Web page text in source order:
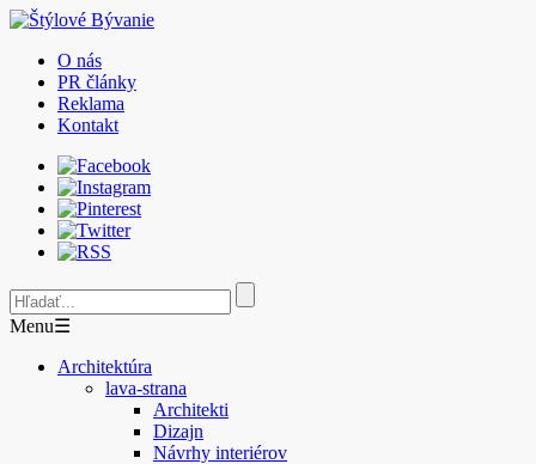
O nás
PR články
Reklama
Kontakt
Menu☰
Architektúra
lava-strana
Architekti
Dizajn
Návrhy interiérov